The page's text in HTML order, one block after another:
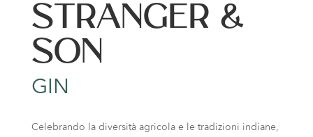
STRANGER &
SON
GIN
Celebrando la diversità agricola e le tradizioni indiane,